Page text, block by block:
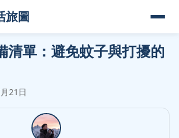
旅圖
清單：避免蚊子與打擾的
21日